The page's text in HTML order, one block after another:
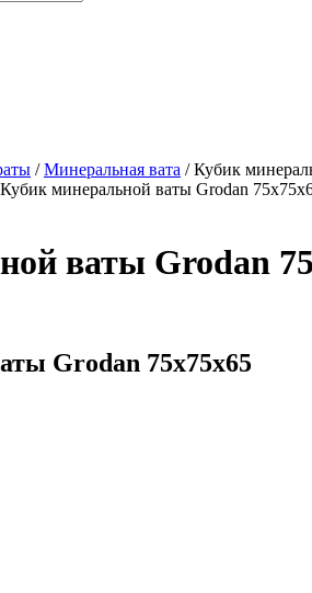
/Минеральная вата /Кубик
минеральной ваты Grodan
ваты Grodan
Grodan 75x75x65